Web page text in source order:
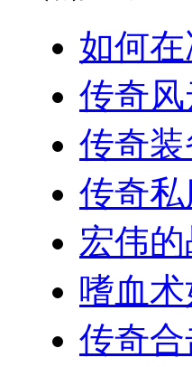
如何
传奇
传奇
传奇
宏伟
嗜血
传奇